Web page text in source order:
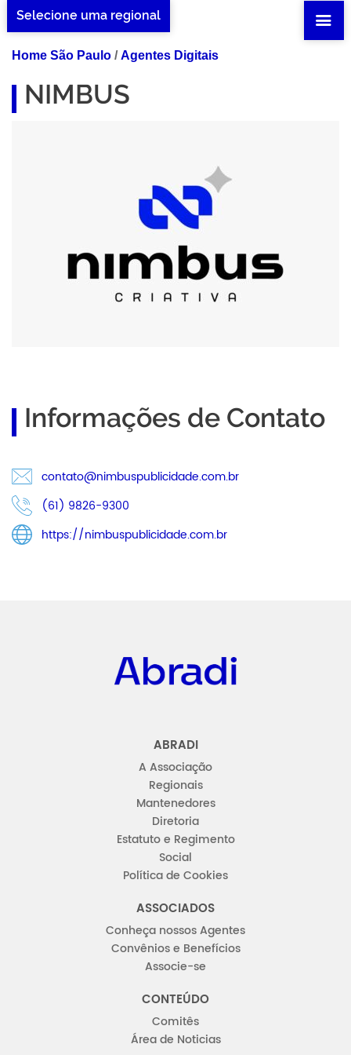
Selecione uma regional
Home São Paulo /Agentes Digitais
NIMBUS
Informações de Contato
contato@nimbuspublicidade.com.br
(61) 9826-9300
https://nimbuspublicidade.com.br
ABRADI
A Associação
Regionais
Mantenedores
Diretoria
Estatuto e Regimento
Social
Política de Cookies
ASSOCIADOS
Conheça nossos Agentes
Convênios e Benefícios
Associe-se
CONTEÚDO
Comitês
Área de Noticias